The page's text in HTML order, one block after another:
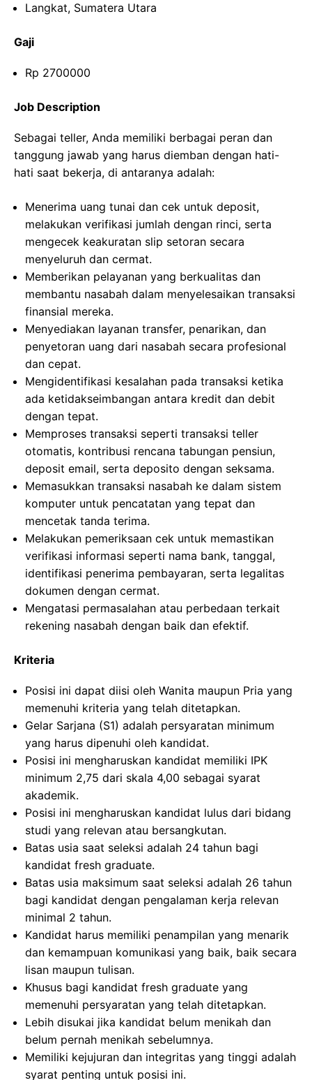
Langkat, Sumatera Utara
Gaji
Rp 2700000
Job Description
Sebagai teller, Anda memiliki berbagai peran dan
tanggung jawab yang harus diemban dengan hati-
hati saat bekerja, di antaranya adalah:
Menerima uang tunai dan cek untuk deposit,
melakukan verifikasi jumlah dengan rinci, serta
mengecek keakuratan slip setoran secara
menyeluruh dan cermat.
Memberikan pelayanan yang berkualitas dan
membantu nasabah dalam menyelesaikan transaksi
finansial mereka.
Menyediakan layanan transfer, penarikan, dan
penyetoran uang dari nasabah secara profesional
dan cepat.
Mengidentifikasi kesalahan pada transaksi ketika
ada ketidakseimbangan antara kredit dan debit
dengan tepat.
Memproses transaksi seperti transaksi teller
otomatis, kontribusi rencana tabungan pensiun,
deposit email, serta deposito dengan seksama.
Memasukkan transaksi nasabah ke dalam sistem
komputer untuk pencatatan yang tepat dan
mencetak tanda terima.
Melakukan pemeriksaan cek untuk memastikan
verifikasi informasi seperti nama bank, tanggal,
identifikasi penerima pembayaran, serta legalitas
dokumen dengan cermat.
Mengatasi permasalahan atau perbedaan terkait
rekening nasabah dengan baik dan efektif.
Kriteria
Posisi ini dapat diisi oleh Wanita maupun Pria yang
memenuhi kriteria yang telah ditetapkan.
Gelar Sarjana (S1) adalah persyaratan minimum
yang harus dipenuhi oleh kandidat.
Posisi ini mengharuskan kandidat memiliki IPK
minimum 2,75 dari skala 4,00 sebagai syarat
akademik.
Posisi ini mengharuskan kandidat lulus dari bidang
studi yang relevan atau bersangkutan.
Batas usia saat seleksi adalah 24 tahun bagi
kandidat fresh graduate.
Batas usia maksimum saat seleksi adalah 26 tahun
bagi kandidat dengan pengalaman kerja relevan
minimal 2 tahun.
Kandidat harus memiliki penampilan yang menarik
dan kemampuan komunikasi yang baik, baik secara
lisan maupun tulisan.
Khusus bagi kandidat fresh graduate yang
memenuhi persyaratan yang telah ditetapkan.
Lebih disukai jika kandidat belum menikah dan
belum pernah menikah sebelumnya.
Memiliki kejujuran dan integritas yang tinggi adalah
syarat penting untuk posisi ini.